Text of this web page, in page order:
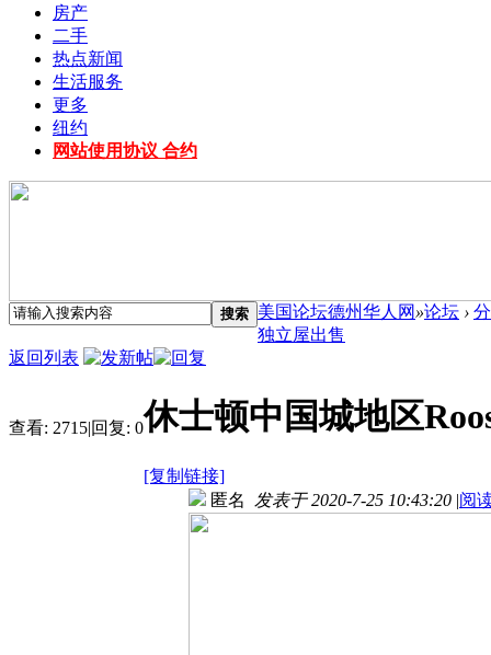
房产
二手
热点新闻
生活服务
更多
纽约
网站使用协议 合约
搜索 美国论坛德州华人网 »论坛 ›
独立屋出售
返回列表
查看: 2715|回复: 0休士顿中国城地区
[复制链接]
匿名 发表于 2020-7-25 10:43:20 |阅